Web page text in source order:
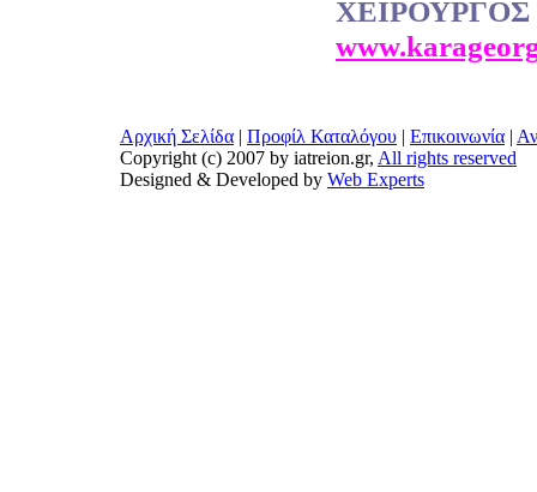
Αρχική Σελίδα | Προφίλ Καταλόγου | Επικοινωνία |
Copyright (c) 2007 by iatreion.gr, All rights reserved
Designed & Developed by Web Experts